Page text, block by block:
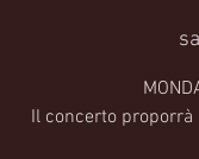
Il concerto proporrà